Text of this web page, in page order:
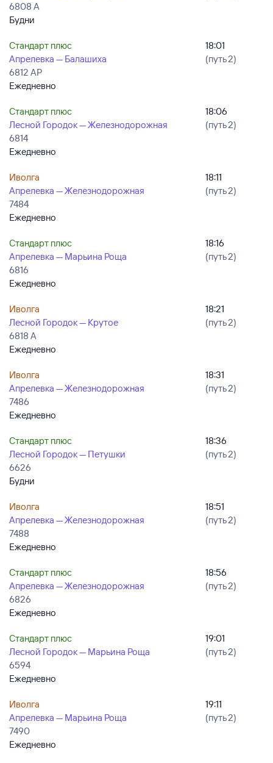
6808 А
Будни
Стандарт плюс
Апрелевка — Балашиха
6812 АР
Ежедневно
18:01
(путь 2)
Стандарт плюс
Лесной Городок — Железнодорожная
6814
Ежедневно
18:06
(путь 2)
Иволга
Апрелевка — Железнодорожная
7484
Ежедневно
18:11
(путь 2)
Стандарт плюс
Апрелевка — Марьина Роща
6816
Ежедневно
18:16
(путь 2)
Иволга
Лесной Городок — Крутое
6818 А
Ежедневно
18:21
(путь 2)
Иволга
Апрелевка — Железнодорожная
7486
Ежедневно
18:31
(путь 2)
Стандарт плюс
Лесной Городок — Петушки
6626
Будни
18:36
(путь 2)
Иволга
Апрелевка — Железнодорожная
7488
Ежедневно
18:51
(путь 2)
Стандарт плюс
Апрелевка — Железнодорожная
6826
Ежедневно
18:56
(путь 2)
Стандарт плюс
Лесной Городок — Марьина Роща
6594
Ежедневно
19:01
(путь 2)
Иволга
Апрелевка — Марьина Роща
7490
Ежедневно
19:11
(путь 2)